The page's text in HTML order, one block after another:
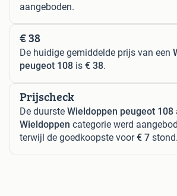
aangeboden.
€ 38
De huidige gemiddelde prijs van een
peugeot 108 is € 38.
Prijscheck
De duurste Wieldoppen peugeot 108
Wieldoppen categorie werd
terwijl de goedkoopste voor€ 7 stond.